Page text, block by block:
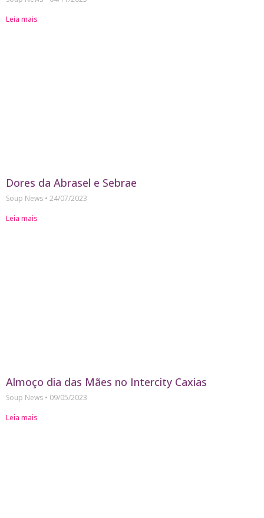
Leia mais
Dores da Abrasel e Sebrae
Soup News
24/07/2023
Leia mais
Almoço dia das Mães no Intercity Caxias
Soup News
09/05/2023
Leia mais